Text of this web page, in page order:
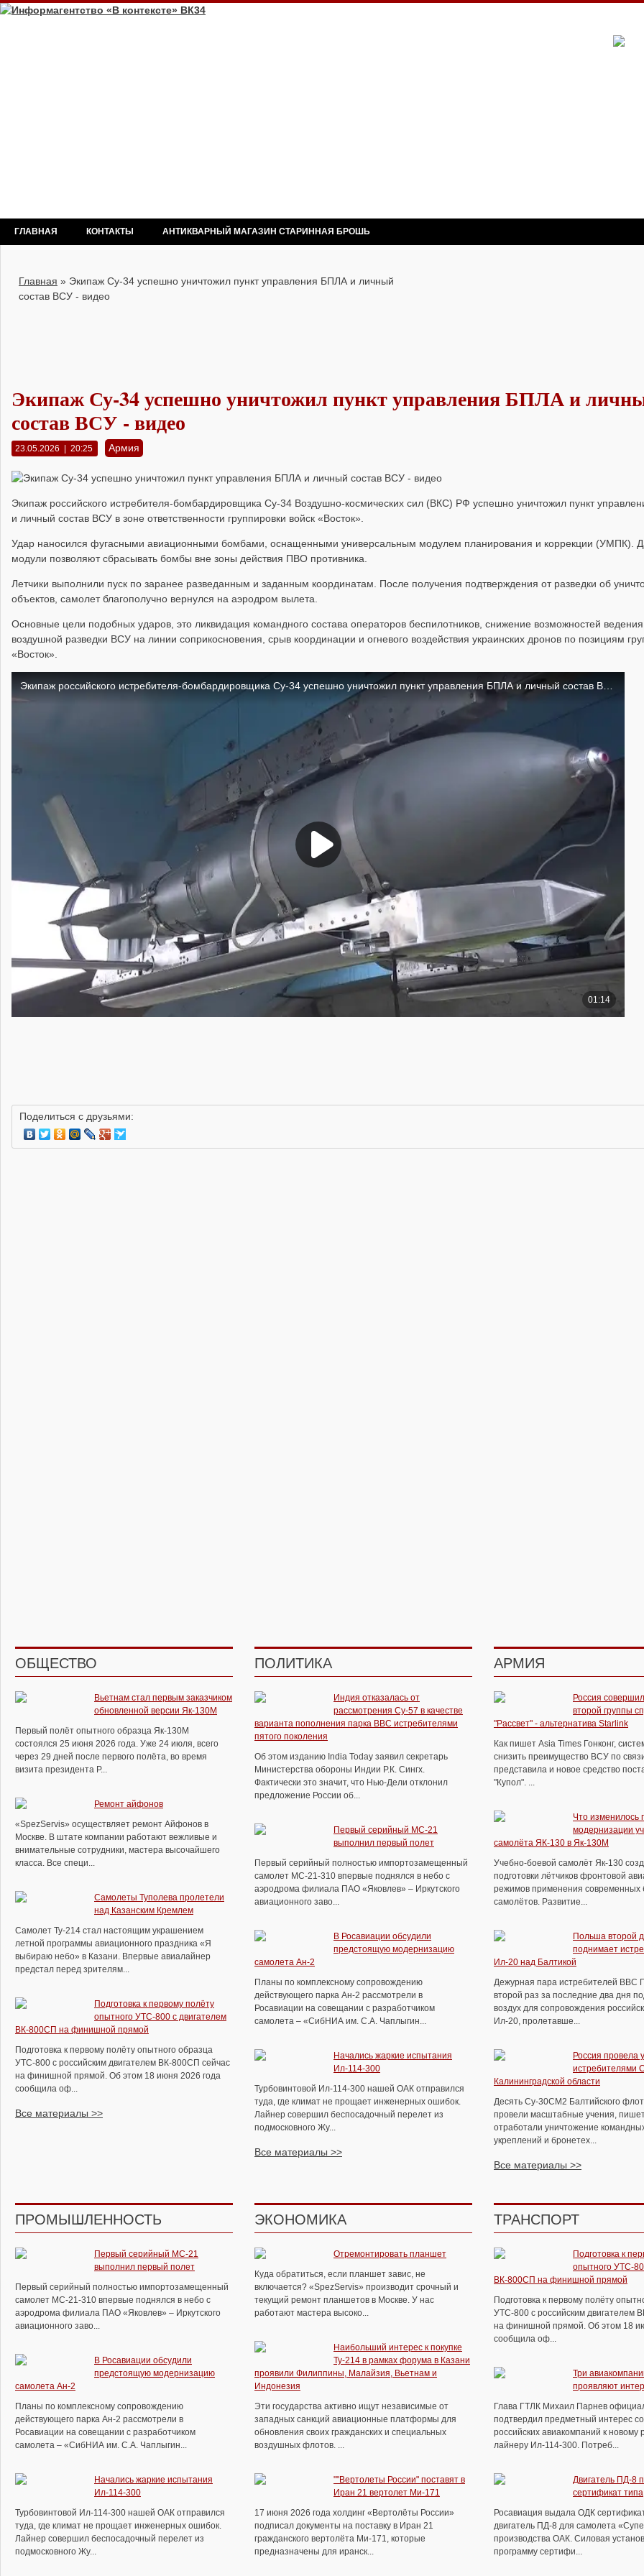
ГЛАВНАЯ КОНТАКТЫ АНТИКВАРНЫЙ МАГАЗИН СТАРИННАЯ БРОШЬ
Главная » Экипаж Су-34 успешно уничтожил пункт управления БПЛА и личный
состав ВСУ - видео
Экипаж Су-34 успешно уничтожил пункт управления БПЛА и
состав ВСУ - видео
23.05.2026 | 20:25 Армия
Экипаж российского истребителя-бомбардировщика Су-34 Воздушно-космических сил (ВКС) РФ успешно уничтожил пункт
и личный состав ВСУ в зоне ответственности группировки войск «Восток»
Удар наносился фугасными авиационными бомбами, оснащенными универсальным модулем планирования и коррекции (УМПК) .
модули позволяют сбрасывать бомбы вне зоны действия ПВО противника.
Летчики выполнили пуск по заранее разведанным и заданным координатам. После получения подтверждения от разведки об
объектов, самолет благополучно вернулся на аэродром вылета.
Основные цели подобных ударов, это ликвидация командного состава операторов беспилотников, снижение возможностей ведения
воздушной разведки ВСУ на линии соприкосновения, срыв координации и огневого воздействия украинских дронов по позициям
«Восток».
Поделиться с друзьями:
ОБЩЕСТВО
Вьетнам стал первым заказчиком
обновленной версии Як-130М
Первый полёт опытного образца Як-130М
состоялся 25 июня 2026 года. Уже 24 июля, всего
через 29 дней после первого полёта, во время
визита президента Р...
Ремонт айфонов
«SpezServis» осуществляет ремонт Айфонов в
Москве. В штате компании работают вежливые и
внимательные сотрудники, мастера высочайшего
класса. Все специ...
Самолеты Туполева пролетели
над Казанским Кремлем
Самолет Ту-214 стал настоящим украшением
летной программы авиационного праздника «Я
выбираю небо» в Казани. Впервые авиалайнер
предстал перед зрителям...
Подготовка к первому полёту
опытного УТС-800 с двигателем
ВК-800СП на финишной прямой
Подготовка к первому полёту опытного образца
УТС-800 с российским двигателем ВК-800СП сейчас
на финишной прямой. Об этом 18 июня 2026 года
сообщила оф...
Все материалы >>
ПОЛИТИКА
Индия отказалась от
рассмотрения Су-57 в качестве
варианта пополнения парка ВВС истребителями
пятого поколения
Об этом изданию India Today заявил секретарь
Министерства обороны Индии Р.К. Сингх.
Фактически это значит, что Нью-Дели отклонил
предложение России об...
Первый серийный МС-21
выполнил первый полет
Первый серийный полностью импортозамещенный
самолет МС-21-310 впервые поднялся в небо с
аэродрома филиала ПАО «Яковлев» – Иркутского
авиационного заво...
В Росавиации обсудили
предстоящую модернизацию
самолета Ан-2
Планы по комплексному сопровождению
действующего парка Ан-2 рассмотрели в
Росавиации на совещании с разработчиком
самолета – «СибНИА им. С.А. Чаплыгин...
Начались жаркие испытания
Ил-114-300
Турбовинтовой Ил-114-300 нашей ОАК отправился
туда, где климат не прощает инженерных ошибок.
Лайнер совершил беспосадочный перелет из
подмосковного Жу...
Все материалы >>
АРМИЯ
Россия
второй группы
"Рассвет" - альтернатива Starlink
Как пишет Asia Times Гонконг,
снизить преимущество ВСУ по
представила и новое средство
"Купол". ...
Что изменилось
модернизации
самолёта ЯК-130 в Як-130М
Учебно-боевой самолёт Як-130
подготовки лётчиков фронтовой
режимов применения современных
самолётов. Развитие...
Польша второй
поднимает
Ил-20 над Балтикой
Дежурная пара истребителей ВВС
второй раз за последние два дня
воздух для сопровождения
Ил-20, пролетавше...
Россия провела
истребителями
Калининградской области
Десять Су-30СМ2 Балтийского
провели масштабные учения,
отработали уничтожение
укреплений и бронетех...
Все материалы >>
ПРОМЫШЛЕННОСТЬ
Первый серийный МС-21
выполнил первый полет
Первый серийный полностью импортозамещенный
самолет МС-21-310 впервые поднялся в небо с
аэродрома филиала ПАО «Яковлев» – Иркутского
авиационного заво...
В Росавиации обсудили
предстоящую модернизацию
самолета Ан-2
Планы по комплексному сопровождению
действующего парка Ан-2 рассмотрели в
Росавиации на совещании с разработчиком
самолета – «СибНИА им. С.А. Чаплыгин...
Начались жаркие испытания
Ил-114-300
Турбовинтовой Ил-114-300 нашей ОАК отправился
туда, где климат не прощает инженерных ошибок.
Лайнер совершил беспосадочный перелет из
подмосковного Жу...
ЭКОНОМИКА
Отремонтировать планшет
Куда обратиться, если планшет завис, не
включается? «SpezServis» производит срочный и
текущий ремонт планшетов в Москве. У нас
работают мастера высоко...
Наибольший интерес к покупке
Ту-214 в рамках форума в Казани
проявили Филиппины, Малайзия, Вьетнам и
Индонезия
Эти государства активно ищут независимые от
западных санкций авиационные платформы для
обновления своих гражданских и специальных
воздушных флотов. ...
""Вертолеты России" поставят в
Иран 21 вертолет Ми-171
17 июня 2026 года холдинг «Вертолёты России»
подписал документы на поставку в Иран 21
гражданского вертолёта Ми-171, которые
предназначены для иранск...
ТРАНСПОРТ
Подготовка к
опытного УТС-
ВК-800СП на финишной прямой
Подготовка к первому полёту
УТС-800 с российским двигателем
на финишной прямой. Об этом 18
сообщила оф...
Три
проявляют
Глава ГТЛК Михаил Парнев
подтвердил предметный интерес
российских авиакомпаний к новому
лайнеру Ил-114-300. Потреб...
Двигатель ПД-8
сертификат типа
Росавиация выдала ОДК
двигатель ПД-8 для самолета
производства ОАК. Силовая
программу сертифи...